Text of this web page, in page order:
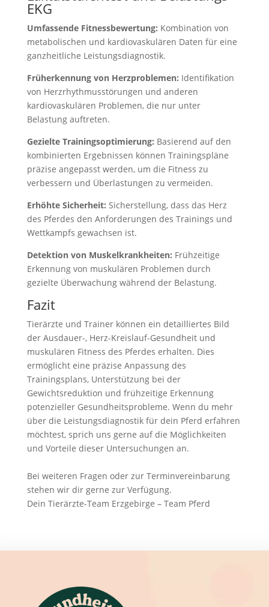
EKG
Umfassende Fitnessbewertung: Kombination von
metabolischen und kardiovaskulären Daten für eine
ganzheitliche Leistungsdiagnostik.
Früherkennung von Herzproblemen: Identifikation
von Herzrhythmusstörungen und anderen
kardiovaskulären Problemen, die nur unter
Belastung auftreten.
Gezielte Trainingsoptimierung: Basierend auf den
kombinierten Ergebnissen können Trainingspläne
präzise angepasst werden, um die Fitness zu
verbessern und Überlastungen zu vermeiden.
Erhöhte Sicherheit: Sicherstellung, dass das Herz
des Pferdes den Anforderungen des Trainings und
Wettkampfs gewachsen ist.
Detektion von Muskelkrankheiten: Frühzeitige
Erkennung von muskulären Problemen durch
gezielte Überwachung während der Belastung.
Fazit
Tierärzte und Trainer können ein detailliertes Bild
der Ausdauer-, Herz-Kreislauf-Gesundheit und
muskulären Fitness des Pferdes erhalten. Dies
ermöglicht eine präzise Anpassung des
Trainingsplans, Unterstützung bei der
Gewichtsreduktion und frühzeitige Erkennung
potenzieller Gesundheitsprobleme. Wenn du mehr
über die Leistungsdiagnostik für dein Pferd erfahren
möchtest, sprich uns gerne auf die Möglichkeiten
und Vorteile dieser Untersuchungen an.
Bei weiteren Fragen oder zur Terminvereinbarung
stehen wir dir gerne zur Verfügung.
Dein Tierärzte-Team Erzgebirge – Team Pferd